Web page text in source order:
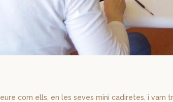
com ells, en les seves mini cadiretes, i